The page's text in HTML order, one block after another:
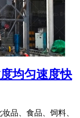
均匀速度快
品、食品、饲料、